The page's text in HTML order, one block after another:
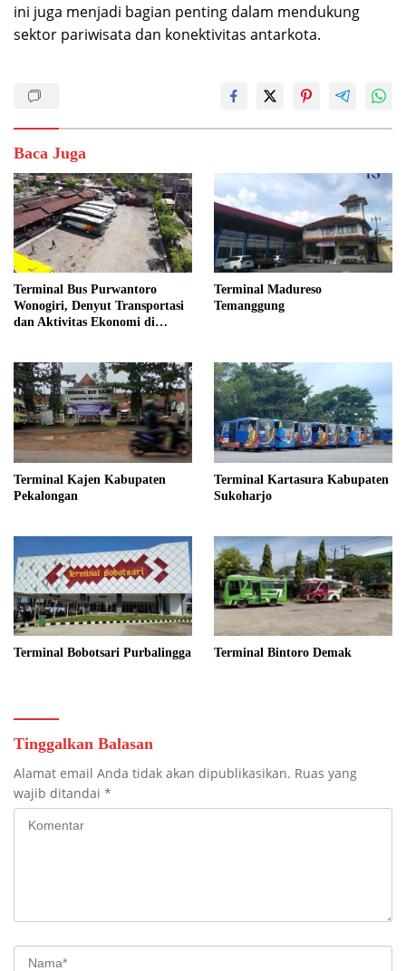
ini juga menjadi bagian penting dalam mendukung
sektor pariwisata dan konektivitas antarkota.
Baca Juga
Terminal Bus Purwantoro
Wonogiri, Denyut Transportasi
dan Aktivitas Ekonomi di
Terminal Madureso
Temanggung
Terminal Kajen Kabupaten
Pekalongan
Terminal Kartasura Kabupaten
Sukoharjo
Terminal Bobotsari Purbalingga Terminal Bintoro Demak
Tinggalkan Balasan
Alamat email Anda tidak akan dipublikasikan. Ruas yang
wajib ditandai *